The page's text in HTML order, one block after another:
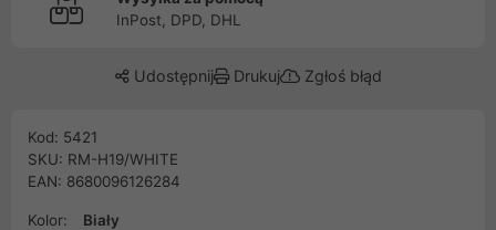
InPost, DPD, DHL
Udostępnij Drukuj Zgłoś błąd
Kod: 5421
SKU: RM-H19/WHITE
EAN: 8680096126284
Kolor:
Biały